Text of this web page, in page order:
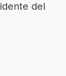
del